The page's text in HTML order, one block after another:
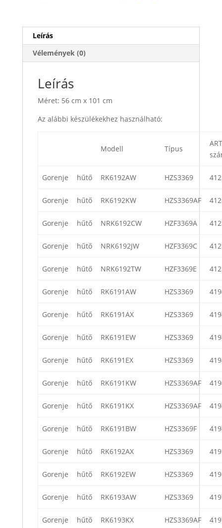
Leírás
Vélemények (0)
Leírás
Méret: 56 cm x 101 cm
Az alábbi készülékekhez használható:
Modell Típus
ART
Gorenje hűtő RK6192AW HZS3369
Gorenje hűtő RK6192KW HZS3369AF
Gorenje hűtő NRK6192CW HZF3369A
Gorenje hűtő NRK6192JW HZF3369C
Gorenje hűtő NRK6192TW HZF3369E
Gorenje hűtő RK6191AW HZS3369
Gorenje hűtő RK6191AX HZS3369
Gorenje hűtő RK6191EW HZS3369
Gorenje hűtő RK6191EX HZS3369
Gorenje hűtő RK6191KW HZS3369AF
Gorenje hűtő RK6191KX HZS3369AF
Gorenje hűtő RK6191BW HZS3369F
Gorenje hűtő RK6192AX HZS3369
Gorenje hűtő RK6192EW HZS3369
Gorenje hűtő RK6193AW HZS3369
Gorenje hűtő RK6193KX HZS3369AF